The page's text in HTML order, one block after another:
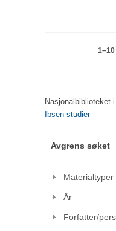
Nasjonalbiblioteket
Ibsen-studier
Avgrens søket
Materialtyper
År
Forfatter/